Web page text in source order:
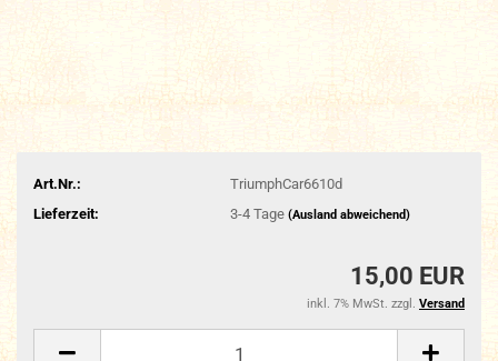
Art.Nr.:
TriumphCar6610d
Lieferzeit:
3-4 Tage (Ausland abweichend)
15,00 EUR
inkl. 7% MwSt. zzgl. Versand